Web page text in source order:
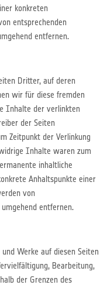
konkreten
entsprechenden
entfernen.
Dritter, auf deren
wir für diese fremden
Inhalte der verlinkten
der Seiten
Zeitpunkt der Verlinkung
Inhalte waren zum
inhaltliche
Anhaltspunkte einer
von
entfernen.
Werke auf diesen Seiten
Bearbeitung,
der Grenzen des